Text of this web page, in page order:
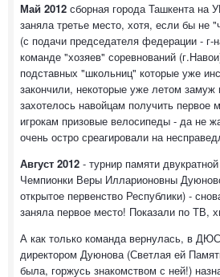
Май 2012 сборная города Ташкента
заняла третье место, хотя, если бы не
(с подачи председателя федерации -
команде "хозяев" соревнований
подставных "школьниц" которые уже
закончили, некоторые уже летом
захотелось навойцам получить первое
игрокам призовые велосипеды - да не
очень остро среагировали на
Август 2012 - турнир памяти
Чемпионки Веры Илларионовны
открытое первенство Республики) -
заняла первое место! Показали по ТВ,
А как только команда вернулась, в
директором Дуюнова (Светлая ей
была, горжусь знакомством с ней!)